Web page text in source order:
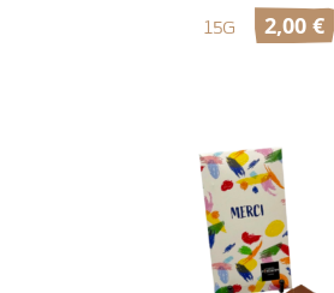
15g 2,00 €